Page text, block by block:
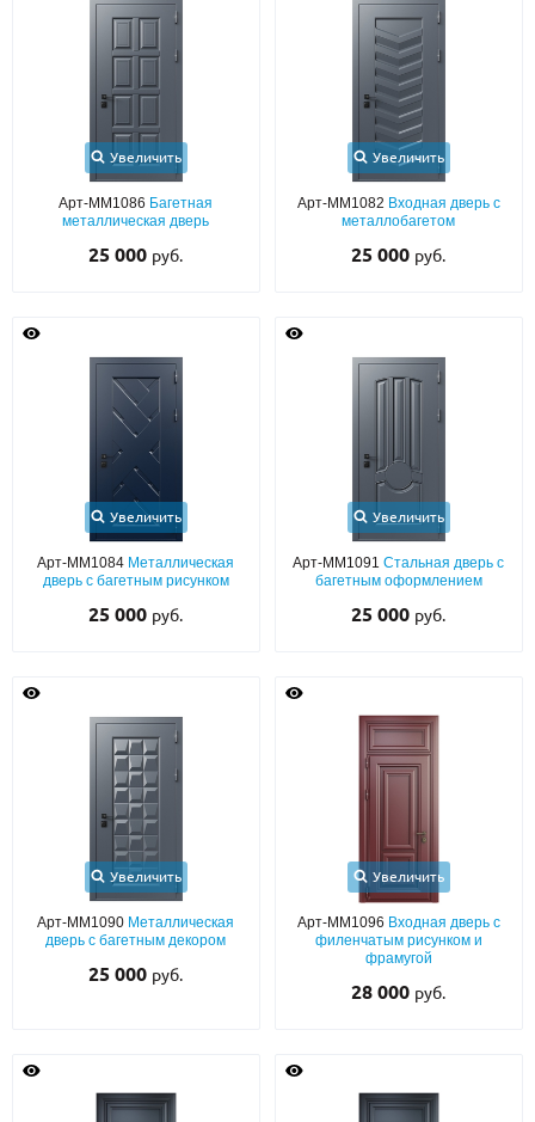
Увеличить
Арт-ММ1086 Багетная
металлическая дверь
25 000 руб.
Увеличить
Арт-ММ1082 Входная дверь с
металлобагетом
25 000 руб.
Увеличить
Арт-ММ1084 Металлическая
дверь с багетным рисунком
25 000 руб.
Увеличить
Арт-ММ1091Стальная дверь с
багетным оформлением
25 000 руб.
Увеличить
Арт-ММ1090 Металлическая
дверь с багетным декором
25 000 руб.
Увеличить
Арт-ММ1096 Входная дверь с
филенчатым рисунком и
фрамугой
28 000 руб.